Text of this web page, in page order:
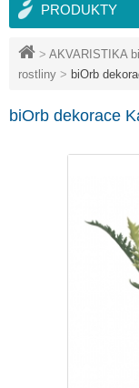
> AKVARISTIKA
rostliny > biOrb
biOrb dekorace
PRODUKTY